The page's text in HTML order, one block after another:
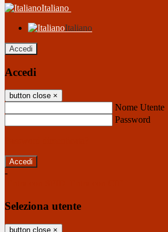
Italiano
Italiano
Accedi
Accedi
button close ×
Nome Utente
Password
-
Seleziona utente
button close ×